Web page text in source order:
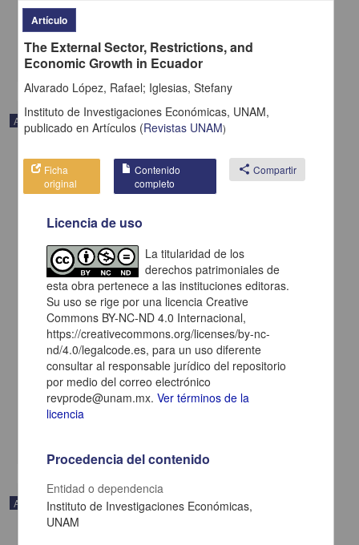
2024-05-23
Multidisciplina
Artículo
The Cinema as a Didactic Tool to Learn History
Pérez Ávila, Alef - Dirección General de la Escuela Nacional
Colegio de Ciencias y Humanidades, UNAM
2024-05-23
Multidisciplina
Artículo
Artículo
The External Sector, Restrictions, and
Economic Growth in Ecuador
Alvarado López, Rafael; Iglesias, Stefany
Instituto de Investigaciones Económicas, UNAM,
publicado enArtículos (Revistas UNAM)
Ficha
original
Contenido
completo
share Compartir
Licencia de uso
La titularidad de los
derechos patrimoniales de
esta obra pertenece a las instituciones editoras.
Su uso se rige por una licencia Creative
Commons BY-NC-ND 4.0 Internacional,
https://creativecommons.org/licenses/by-nc-
nd/4.0/legalcode.es, para un uso diferente
consultar al responsable jurídico del repositorio
por medio del correo electrónico
revprode@unam.mx.Ver términos de la
licencia
Procedencia del contenido
Entidad o dependencia
Instituto de Investigaciones Económicas,
UNAM